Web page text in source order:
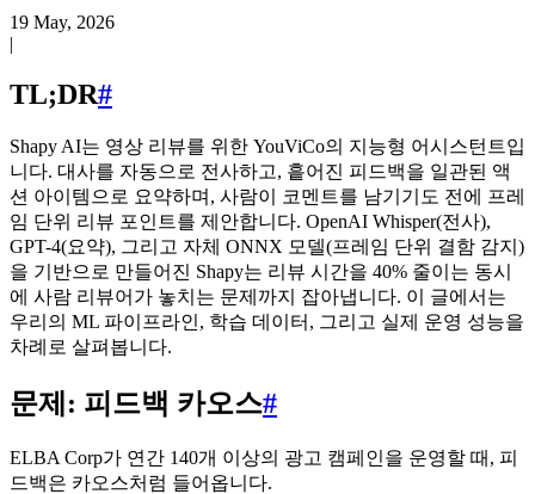
19 May, 2026
|
TL;DR#
Shapy AI는 영상 리뷰를 위한 YouViCo의 지능형 어시스턴트입
니다. 대사를 자동으로 전사하고, 흩어진 피드백을 일관된 액
션 아이템으로 요약하며, 사람이 코멘트를 남기기도 전에 프레
임 단위 리뷰 포인트를 제안합니다. OpenAI Whisper(전사),
GPT-4(요약), 그리고 자체 ONNX 모델(프레임 단위 결함 감지)
을 기반으로 만들어진 Shapy는 리뷰 시간을 40% 줄이는 동시
에 사람 리뷰어가 놓치는 문제까지 잡아냅니다. 이 글에서는
우리의 ML 파이프라인, 학습 데이터, 그리고 실제 운영 성능을
차례로 살펴봅니다.
문제: 피드백 카오스#
ELBA Corp가 연간 140개 이상의 광고 캠페인을 운영할 때, 피
드백은 카오스처럼 들어옵니다.